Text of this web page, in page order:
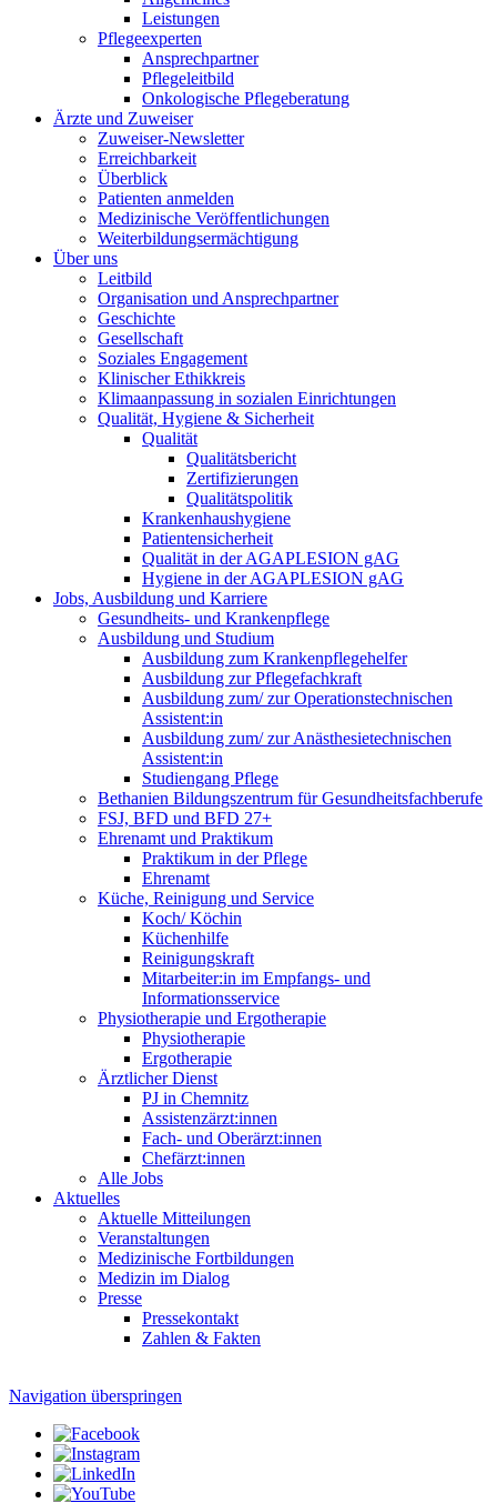
Leistungen
Pflegeexperten
Ansprechpartner
Pflegeleitbild
Onkologische Pflegeberatung
Ärzte und Zuweiser
Zuweiser-Newsletter
Erreichbarkeit
Überblick
Patienten anmelden
Medizinische Veröffentlichungen
Weiterbildungsermächtigung
Über uns
Leitbild
Organisation und Ansprechpartner
Geschichte
Gesellschaft
Soziales Engagement
Klinischer Ethikkreis
Klimaanpassung in sozialen Einrichtungen
Qualität, Hygiene & Sicherheit
Qualität
Qualitätsbericht
Zertifizierungen
Qualitätspolitik
Krankenhaushygiene
Patientensicherheit
Qualität in der AGAPLESION gAG
Hygiene in der AGAPLESION gAG
Jobs, Ausbildung und Karriere
Gesundheits- und Krankenpflege
Ausbildung und Studium
Ausbildung zum Krankenpflegehelfer
Ausbildung zur Pflegefachkraft
Ausbildung zum/ zur Operationstechnischen
Assistent:in
Ausbildung zum/ zur Anästhesietechnischen
Assistent:in
Studiengang Pflege
Bethanien Bildungszentrum für Gesundheitsfachberufe
FSJ, BFD und BFD 27+
Ehrenamt und Praktikum
Praktikum in der Pflege
Ehrenamt
Küche, Reinigung und Service
Koch/ Köchin
Küchenhilfe
Reinigungskraft
Mitarbeiter:in im Empfangs- und
Informationsservice
Physiotherapie und Ergotherapie
Physiotherapie
Ergotherapie
Ärztlicher Dienst
PJ in Chemnitz
Assistenzärzt:innen
Fach- und Oberärzt:innen
Chefärzt:innen
Alle Jobs
Aktuelles
Aktuelle Mitteilungen
Veranstaltungen
Medizinische Fortbildungen
Medizin im Dialog
Presse
Pressekontakt
Zahlen & Fakten
Navigation überspringen